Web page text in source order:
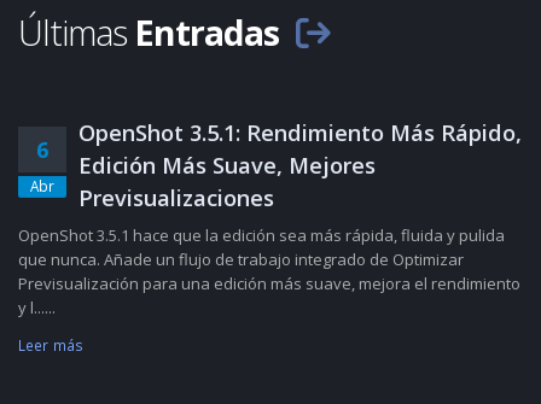
Últimas Entradas
6
Abr
OpenShot 3.5.1: Rendimiento Más Rápido,
Edición Más Suave, Mejores
Previsualizaciones
OpenShot 3.5.1 hace que la edición sea más rápida, fluida y pulida
que nunca. Añade un flujo de trabajo integrado de Optimizar
Previsualización para una edición más suave, mejora el rendimiento
y l......
Leer más